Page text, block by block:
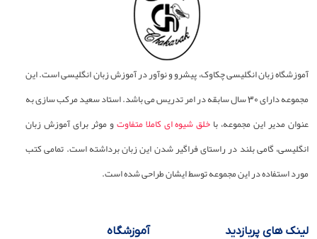
آموزشگاه زبان انگلیسی چکاوک، پیشرو و نوآور در آموزش زبان انگلیسی است. این
مجموعه دارای 30 سال سابقه در امر تدریس می باشد. استاد سعید مرکب سازی به
عنوان مدیر این مجموعه، باخلق شیوه ای کاملا متفاوتو موثر برای آموزش زبان
انگلیسی، گامی بلند در راستای فراگیر شدن این زبان برداشته است. تمامی کتب
مورد استفاده در این مجموعه توسط ایشان طراحی شده است.
لینک های پربازدید آموزشگاه